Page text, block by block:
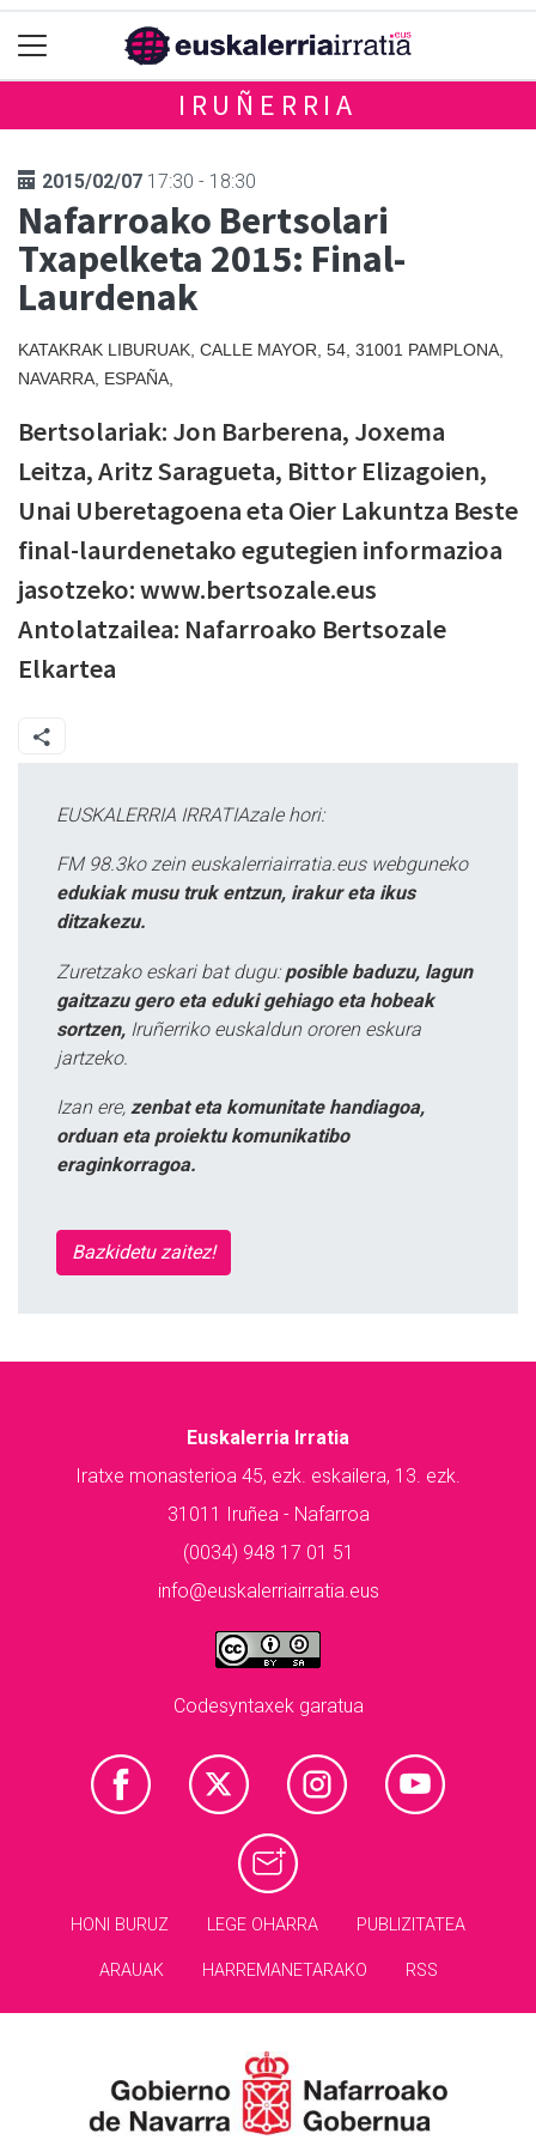
IRUÑERRIA
2015/02/07 17:30 - 18:30
Nafarroako Bertsolari
Txapelketa 2015: Final-
Laurdenak
KATAKRAK LIBURUAK, CALLE MAYOR, 54, 31001 PAMPLONA,
NAVARRA, ESPAÑA,
Bertsolariak: Jon Barberena, Joxema
Leitza, Aritz Saragueta, Bittor Elizagoien,
Unai Uberetagoena eta Oier Lakuntza Beste
final-laurdenetako egutegien informazioa
jasotzeko: www.bertsozale.eus
Antolatzailea: Nafarroako Bertsozale
Elkartea
EUSKALERRIA IRRATIAzale hori:
FM 98.3ko zein euskalerriairratia.eus webguneko
edukiak musu truk entzun, irakur eta ikus
ditzakezu.
Zuretzako eskari bat dugu: posible baduzu, lagun
gaitzazu gero eta eduki gehiago eta hobeak
sortzen, Iruñerriko euskaldun ororen eskura
jartzeko.
Izan ere, zenbat eta komunitate handiagoa,
orduan eta proiektu komunikatibo
eraginkorragoa.
Bazkidetu zaitez!
Euskalerria Irratia
Iratxe monasterioa 45, ezk. eskailera, 13. ezk.
31011 Iruñea - Nafarroa
(0034) 948 17 01 51
info@euskalerriairratia.eus
Codesyntaxek garatua
HONI BURUZ LEGE OHARRA PUBLIZITATEA
ARAUAK HARREMANETARAKO RSS